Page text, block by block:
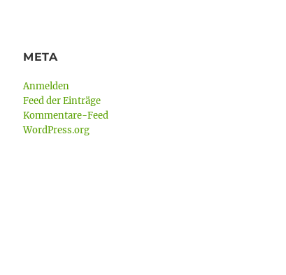
META
Anmelden
Feed der Einträge
Kommentare-Feed
WordPress.org